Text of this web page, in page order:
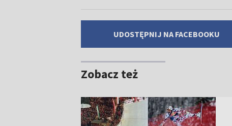
UDOSTĘPNIJ NA FACEBOOKU
Zobacz też